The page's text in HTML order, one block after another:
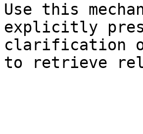
Use this
explicitly
clarification